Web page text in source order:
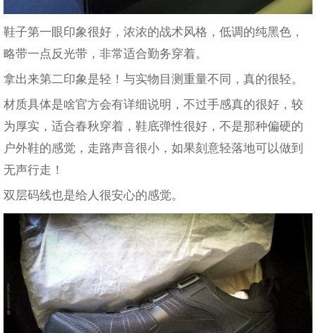
鞋子第一眼印象很好，浓浓的战术风格，低调的纯黑色，
略带一点反光带，非常适合勤务穿着。
拿出来第二印象是轻！与实物目测重量不同，真的很轻。
材质具体是啥官方会有详细说明，不过手感真的很好，较
为厚实，适合春秋穿着，鞋底弹性很好，不是那种偏硬的
户外鞋的感觉，走路声音很小，如果刻意轻落地可以做到
无声行走！
双层码线也是给人很安心的感觉。